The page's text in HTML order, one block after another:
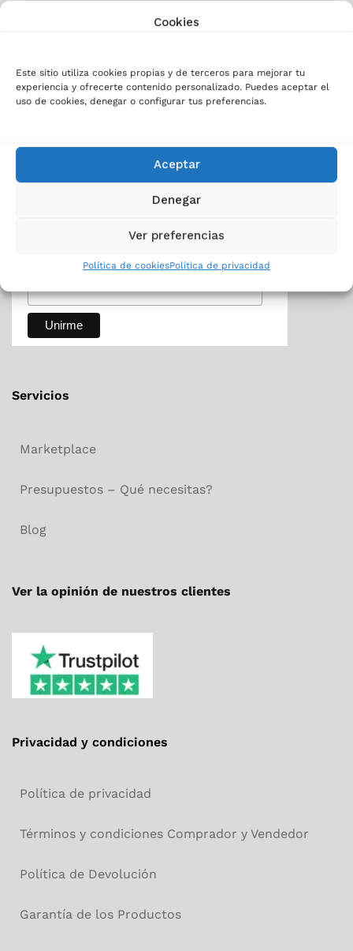
Cookies
Este sitio utiliza cookies propias y de terceros para mejorar tu
experiencia y ofrecerte contenido personalizado. Puedes aceptar el
uso de cookies, denegar o configurar tus preferencias.
Aceptar
Denegar
Ver preferencias
Política de cookiesPolítica de privacidad
Solicitar un presupuesto y contacto
LinkedIn
WhatsApp
Recibe artículos, novedades y
Dirección de correo electrónico*
Servicios
Marketplace
Presupuestos – Qué necesitas?
Blog
Ver la opinión de nuestros clientes
Privacidad y condiciones
Política de privacidad
Términos y condiciones Comprador y Vendedor
Política de Devolución
Garantía de los Productos